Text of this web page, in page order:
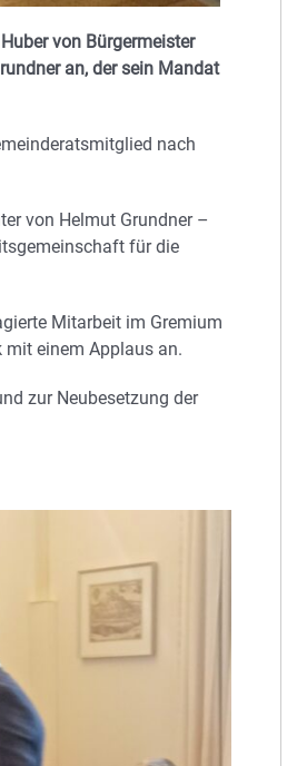
von Bürgermeister
an, der sein Mandat
nach
von Helmut Grundner –
für die
Mitarbeit im Gremium
mit einem Applaus an.
zur Neubesetzung der